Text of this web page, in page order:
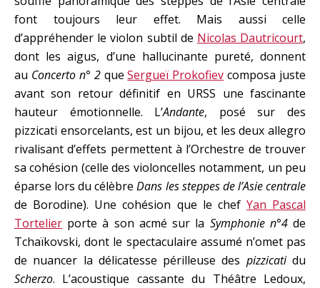
font toujours leur effet. Mais aussi celle
d’appréhender le violon subtil de Nicolas Dautricourt,
dont les aigus, d’une hallucinante pureté, donnent
au Concerto n° 2queSergueï Prokofiev composa juste
avant son retour définitif en URSS une fascinante
hauteur émotionnelle. L’Andante, posé sur des
pizzicati ensorcelants, est un bijou, et les deux allegro
rivalisant d’effets permettent à l’Orchestre de trouver
sa cohésion (celle des violoncelles notamment, un peu
éparse lors du célèbreDans les steppes de l’Asie centrale
de Borodine). Une cohésion que le chef Yan Pascal
Tortelier porte à son acmé sur la Symphonie n°4de
Tchaïkovski, dont le spectaculaire assumé n’omet pas
de nuancer la délicatesse périlleuse des pizzicatidu
Scherzo. L’acoustique cassante du Théâtre Ledoux,